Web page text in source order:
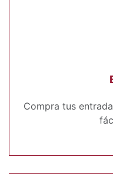
Compra tus